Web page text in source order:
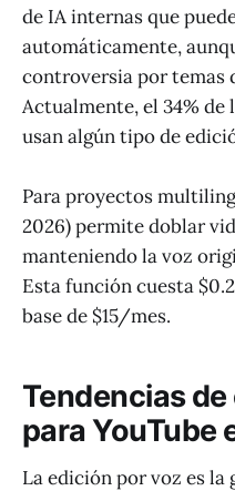
de IA internas que
automáticamente,
controversia por temas
Actualmente, el 34% de
usan algún tipo de
Para proyectos
2026) permite doblar
manteniendo la voz
Esta función cuesta
base de $15/mes.
Tendencias
para YouTube
La edición por voz es la